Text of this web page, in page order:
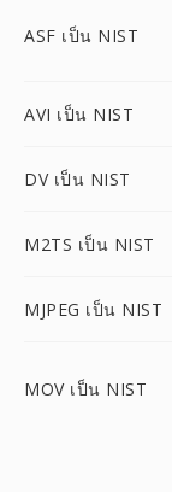
ASF เป็น NIST
AVI เป็น NIST
DV เป็น NIST
M2TS เป็น NIST
MJPEG เป็น NIST
MOV เป็น NIST